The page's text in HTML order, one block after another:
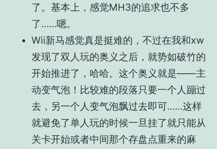
了。基本上，感觉MH3的追求也不多
了……嗯。
Wii新马感觉真是挺难的，不过在我和xw
发现了双人玩的奥义之后，就势如破竹的
开始推进了，哈哈。这个奥义就是——主
动变气泡！比较难的段落只要一个人蹦过
去，另一个人变气泡飘过去即可……这样
就避免了单人玩的时候一旦挂了就只能从
关卡开始或者中间那个存盘点重来的麻